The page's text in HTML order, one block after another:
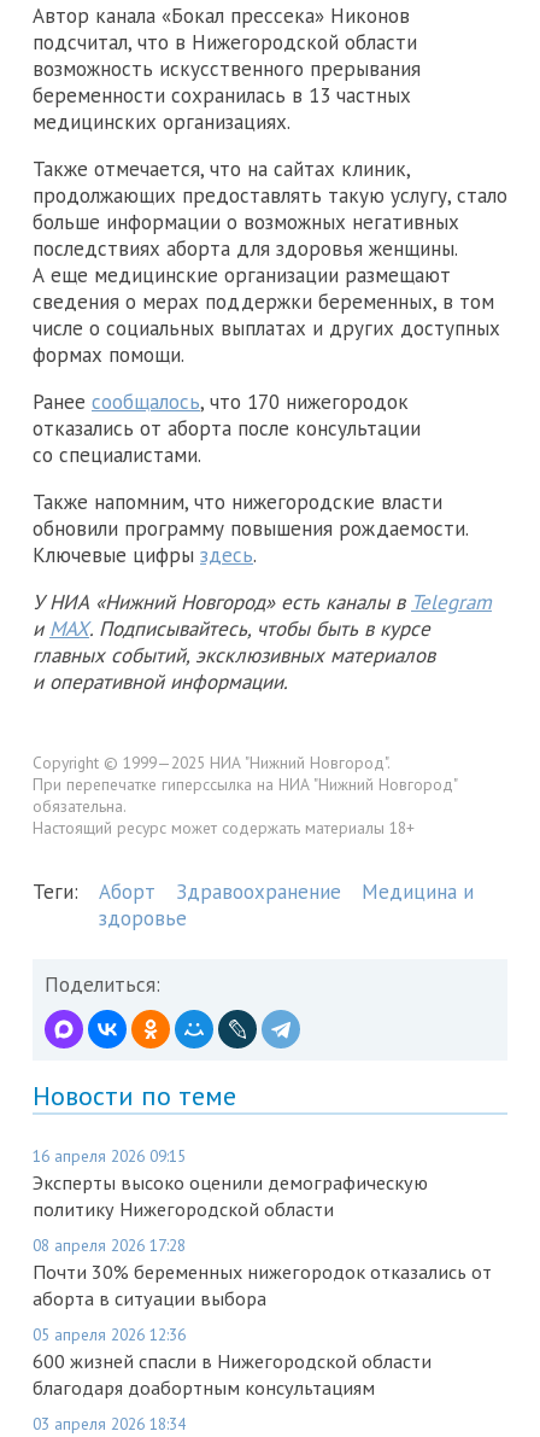
Автор канала «Бокал прессека» Никонов
подсчитал, что в Нижегородской области
возможность искусственного прерывания
беременности сохранилась в 13 частных
медицинских организациях.
Также отмечается, что на сайтах клиник,
продолжающих предоставлять такую услугу, стало
больше информации о возможных негативных
последствиях аборта для здоровья женщины.
А еще медицинские организации размещают
сведения о мерах поддержки беременных, в том
числе о социальных выплатах и других доступных
формах помощи.
Ранее сообщалось, что 170 нижегородок
отказались от аборта после консультации
со специалистами.
Также напомним, что нижегородские власти
обновили программу повышения рождаемости.
Ключевые цифры здесь.
У НИА «Нижний Новгород» есть каналы в Telegram
и MAX. Подписывайтесь, чтобы быть в курсе
главных событий, эксклюзивных материалов
и оперативной информации.
Copyright © 1999—2025 НИА "Нижний Новгород".
При перепечатке гиперссылка на НИА "Нижний Новгород"
обязательна.
Настоящий ресурс может содержать материалы 18+
Теги: Аборт Здравоохранение
Медицина и
здоровье
Поделиться:
Новости по теме
16 апреля 2026 09:15
Эксперты высоко оценили демографическую
политику Нижегородской области
08 апреля 2026 17:28
Почти 30% беременных нижегородок отказались от
аборта в ситуации выбора
05 апреля 2026 12:36
600 жизней спасли в Нижегородской области
благодаря доабортным консультациям
03 апреля 2026 18:34